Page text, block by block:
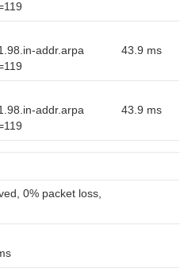
addr.arpa
43.9 ms
addr.arpa
43.9 ms
0% packet loss,